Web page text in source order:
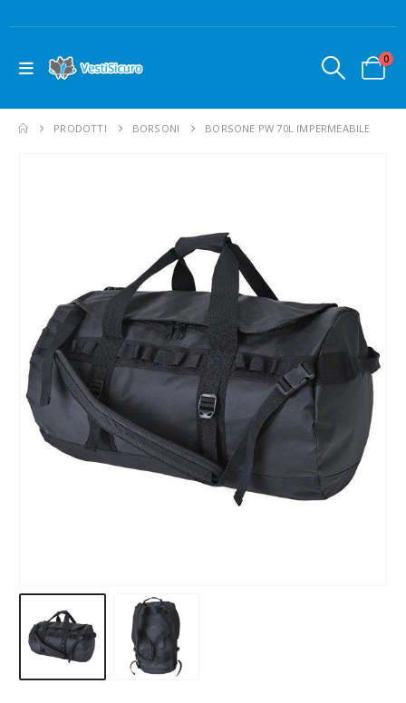
0
PRODOTTI BORSONI BORSONE PW 70L IMPERMEABILE